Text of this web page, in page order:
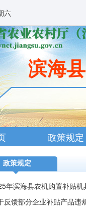
六
滨海县
政策规定
政策规定